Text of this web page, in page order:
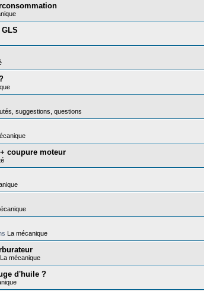
suggestions, questions
coupure moteur
La mécanique
La mécanique
d'huile ?